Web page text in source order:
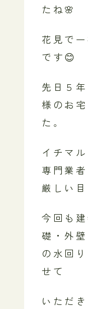
たね🌸
花見で
です😊
先日５
様のお
た。
イチマ
専門業
厳しい
今回も
礎・外
の水回
せて
いただき